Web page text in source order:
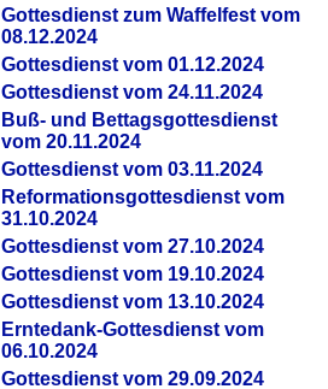
Gottesdienst zum Waffelfest vom
08.12.2024
Gottesdienst vom 01.12.2024
Gottesdienst vom 24.11.2024
Buß- und Bettagsgottesdienst
vom 20.11.2024
Gottesdienst vom 03.11.2024
Reformationsgottesdienst vom
31.10.2024
Gottesdienst vom 27.10.2024
Gottesdienst vom 19.10.2024
Gottesdienst vom 13.10.2024
Erntedank-Gottesdienst vom
06.10.2024
Gottesdienst vom 29.09.2024